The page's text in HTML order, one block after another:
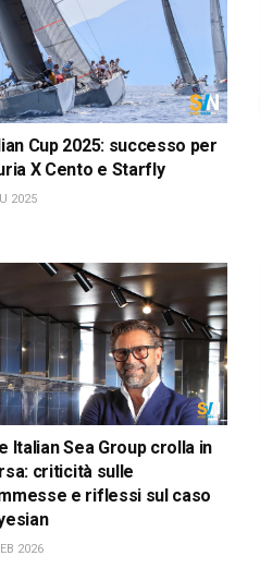
Cup 2025: successo per
X Cento e Starfly
2025
Italian Sea Group crolla in
criticità sulle
e riflessi sul caso
2026